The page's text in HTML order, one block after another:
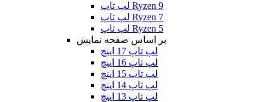
لپ تاپ Ryzen 9
لپ تاپ Ryzen 7
لپ تاپ Ryzen 5
بر اساس صفحه نمایش
لپ تاپ 17 اینچ
لپ تاپ 16 اینچ
لپ تاپ 15 اینچ
لپ تاپ 14 اینچ
لپ تاپ 13 اینچ